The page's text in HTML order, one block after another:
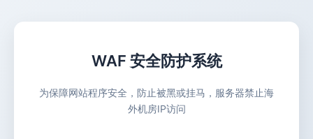
WAF 安全防护系统
为保障网站程序安全，防止被黑或挂马，服务器禁止海
外机房IP访问